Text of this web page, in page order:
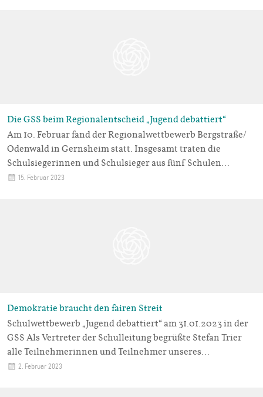
Die GSS beim Regionalentscheid „Jugend debattiert“
Am 10. Februar fand der Regionalwettbewerb Bergstraße/
Odenwald in Gernsheim statt. Insgesamt traten die
Schulsiegerinnen und Schulsieger aus fünf Schulen…
15. Februar 2023
Demokratie braucht den fairen Streit
Schulwettbewerb „Jugend debattiert“ am 31.01.2023 in der
GSS Als Vertreter der Schulleitung begrüßte Stefan Trier
alle Teilnehmerinnen und Teilnehmer unseres…
2. Februar 2023